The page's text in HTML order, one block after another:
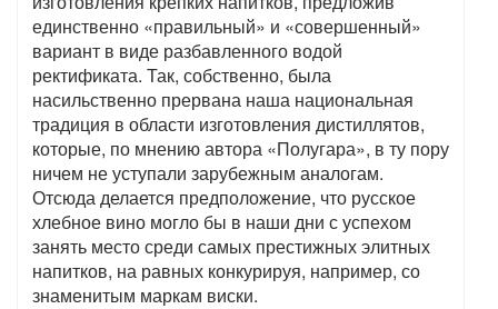
единственно «правильный» и «совершенный»
вариант в виде разбавленного водой
ректификата. Так, собственно, была
насильственно прервана наша национальная
традиция в области изготовления дистиллятов,
которые, по мнению автора «Полугара», в ту пору
ничем не уступали зарубежным аналогам.
Отсюда делается предположение, что русское
хлебное вино могло бы в наши дни с успехом
занять место среди самых престижных элитных
напитков, на равных конкурируя, например, со
знаменитым маркам виски.